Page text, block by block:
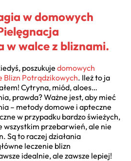
w domowych
w walce z bliznami.
poszukuje domowych
Blizn Potrądzikowych. Ileż to ja
Cytryna, miód, aloes…
prawda? Ważne jest, aby mieć
– metody domowe i apteczne
w przypadku bardzo świeżych,
wszystkim przebarwień, ale nie
Są to raczej działania
leczenie blizn
idealnie, ale zawsze lepiej!